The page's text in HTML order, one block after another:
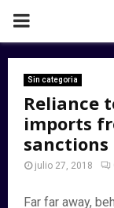
PRIMARY
MENU
Sin categoria
Reliance
imports
julio 27, 2018
Far far away,